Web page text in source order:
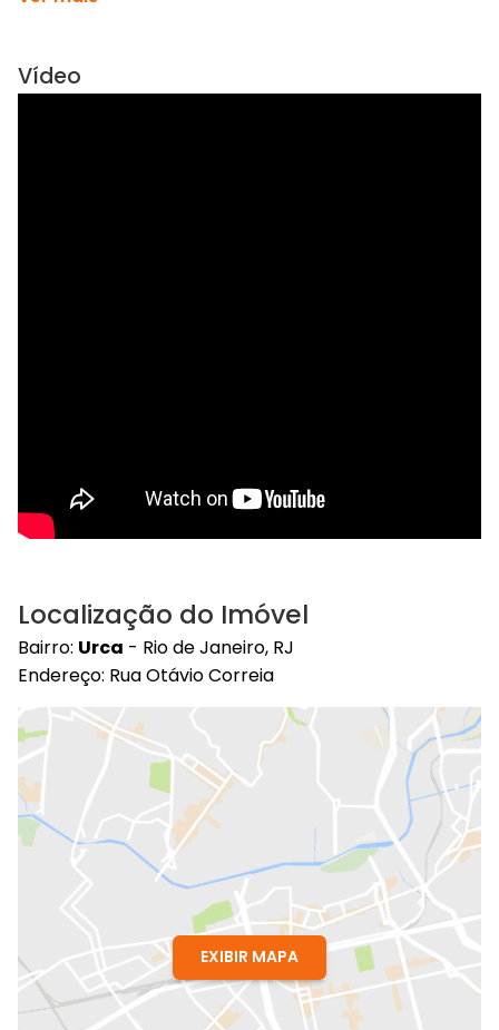
Vídeo
Localização do Imóvel
Bairro: Urca - Rio de Janeiro, RJ
Endereço: Rua Otávio Correia
EXIBIR MAPA